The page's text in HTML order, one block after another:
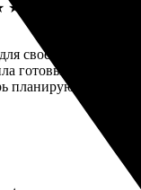
★
своей идеи.
готовый
заказать